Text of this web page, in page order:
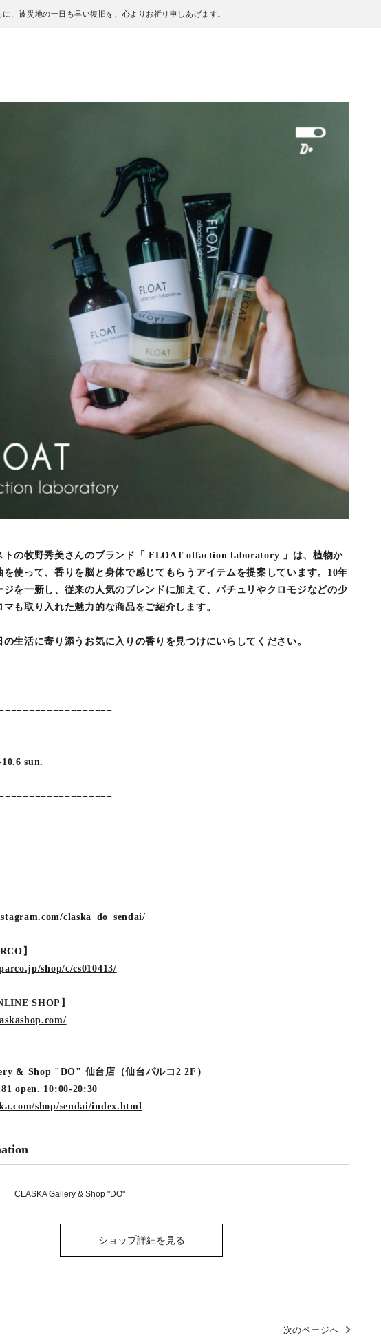
、被災地の一日も早い復旧を、心よりお祈り申しあげます。
トの牧野秀美さんのブランド「 FLOAT olfaction laboratory 」は、植物か
を使って、香りを脳と身体で感じてもらうアイテムを提案しています。10年
ジを一新し、従来の人気のブレンドに加えて、パチュリやクロモジなどの少
マも取り入れた魅力的な商品をご紹介します。
生活に寄り添うお気に入りの香りを見つけにいらしてください。
sun.
−
claska_do_sendai/
】
shop/c/cs010413/
SHOP】
& Shop "DO" 仙台店（仙台パルコ2 2F）
open. 10:00-20:30
shop/sendai/index.html
CLASKA Gallery & Shop "DO"
ショップ詳細を見る
次のページへ